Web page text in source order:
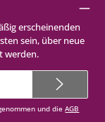
erscheinenden
sein, über neue
werden.
und dieAGB